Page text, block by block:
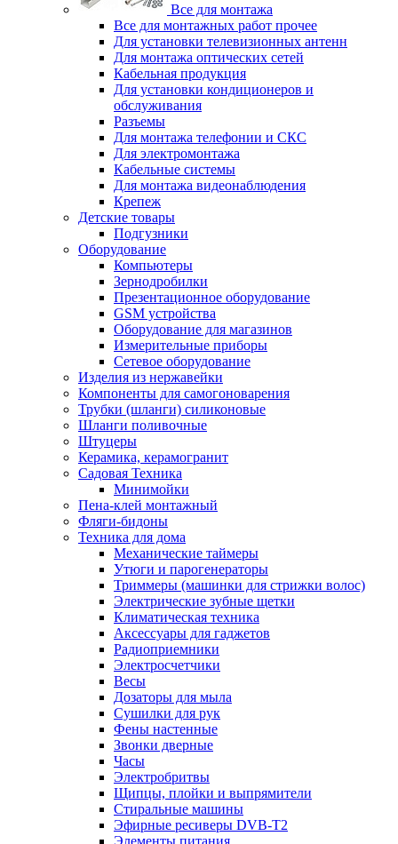
Все для монтажа
Все для монтажных работ прочее
Для установки телевизионных антенн
Для монтажа оптических сетей
Кабельная продукция
Для установки кондиционеров и
обслуживания
Разъемы
Для монтажа телефонии и СКС
Для электромонтажа
Кабельные системы
Для монтажа видеонаблюдения
Крепеж
Детские товары
Подгузники
Оборудование
Компьютеры
Зернодробилки
Презентационное оборудование
GSM устройства
Оборудование для магазинов
Измерительные приборы
Сетевое оборудование
Изделия из нержавейки
Компоненты для самогоноварения
Трубки (шланги) силиконовые
Шланги поливочные
Штуцеры
Керамика, керамогранит
Садовая Техника
Минимойки
Пена-клей монтажный
Фляги-бидоны
Техника для дома
Механические таймеры
Утюги и парогенераторы
Триммеры (машинки для стрижки волос)
Электрические зубные щетки
Климатическая техника
Аксессуары для гаджетов
Радиоприемники
Электросчетчики
Весы
Дозаторы для мыла
Сушилки для рук
Фены настенные
Звонки дверные
Часы
Электробритвы
Щипцы, плойки и выпрямители
Стиральные машины
Эфирные ресиверы DVB-T2
Элементы питания